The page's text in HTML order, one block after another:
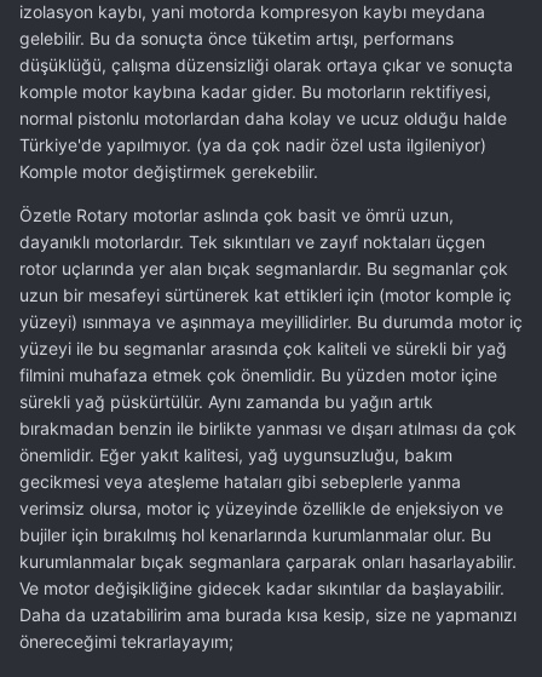
izolasyon kaybı, yani motorda kompresyon kaybı meydana
gelebilir. Bu da sonuçta önce tüketim artışı, performans
düşüklüğü, çalışma düzensizliği olarak ortaya çıkar ve sonuçta
komple motor kaybına kadar gider. Bu motorların rektifiyesi,
normal pistonlu motorlardan daha kolay ve ucuz olduğu halde
Türkiye'de yapılmıyor. (ya da çok nadir özel usta ilgileniyor)
Komple motor değiştirmek gerekebilir.
Özetle Rotary motorlar aslında çok basit ve ömrü uzun,
dayanıklı motorlardır. Tek sıkıntıları ve zayıf noktaları üçgen
rotor uçlarında yer alan bıçak segmanlardır. Bu segmanlar çok
uzun bir mesafeyi sürtünerek kat ettikleri için (motor komple iç
yüzeyi) ısınmaya ve aşınmaya meyillidirler. Bu durumda motor iç
yüzeyi ile bu segmanlar arasında çok kaliteli ve sürekli bir yağ
filmini muhafaza etmek çok önemlidir. Bu yüzden motor içine
sürekli yağ püskürtülür. Aynı zamanda bu yağın artık
bırakmadan benzin ile birlikte yanması ve dışarı atılması da çok
önemlidir. Eğer yakıt kalitesi, yağ uygunsuzluğu, bakım
gecikmesi veya ateşleme hataları gibi sebeplerle yanma
verimsiz olursa, motor iç yüzeyinde özellikle de enjeksiyon ve
bujiler için bırakılmış hol kenarlarında kurumlanmalar olur. Bu
kurumlanmalar bıçak segmanlara çarparak onları hasarlayabilir.
Ve motor değişikliğine gidecek kadar sıkıntılar da başlayabilir.
Daha da uzatabilirim ama burada kısa kesip, size ne yapmanızı
önereceğimi tekrarlayayım;